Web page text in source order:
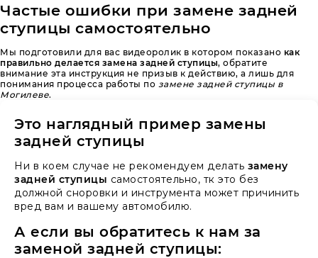
Частые ошибки при замене задней
ступицы самостоятельно
Мы подготовили для вас видеоролик в котором показано как
правильно делается замена задней ступицы, обратите
внимание эта инструкция не призыв к действию, а лишь для
понимания процесса работы по замене задней ступицы в
Могилеве.
Это наглядный пример замены
задней ступицы
Ни в коем случае не рекомендуем делать замену
задней ступицы самостоятельно, тк это без
должной сноровки и инструмента может причинить
вред вам и вашему автомобилю.
А если вы обратитесь к нам за
заменой задней ступицы: